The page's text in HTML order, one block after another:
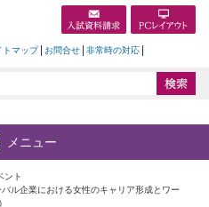
トマップ お問合せ 非常時の対応
ント
ル企業における女性のキャリア形成とワー